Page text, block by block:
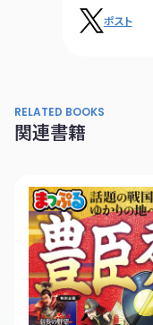
ポスト
RELATED BOOKS
関連書籍